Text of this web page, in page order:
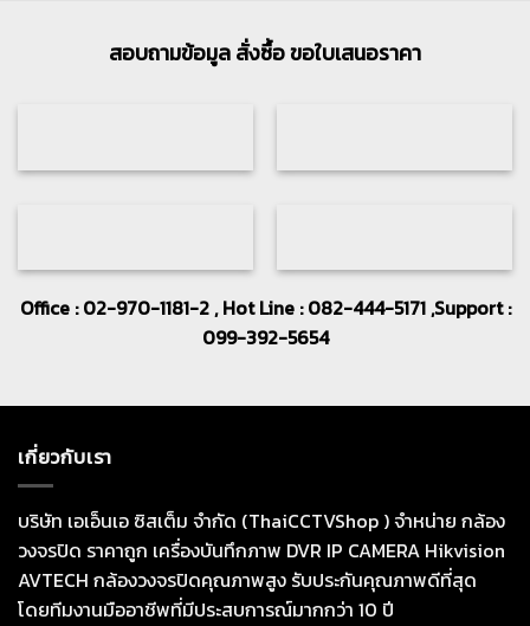
สอบถามข้อมูล สั่งซื้อ ขอใบเสนอราคา
Office : 02-970-1181-2 , Hot Line : 082-444-5171 ,Support :
099-392-5654
เกี่ยวกับเรา
บริษัท เอเอ็นเอ ซิสเต็ม จำกัด (ThaiCCTVShop ) จำหน่าย กล้อง
วงจรปิด ราคาถูก เครื่องบันทึกภาพ DVR IP CAMERA Hikvision
AVTECH กล้องวงจรปิดคุณภาพสูง รับประกันคุณภาพดีที่สุด
โดยทีมงานมืออาชีพที่มีประสบการณ์มากกว่า 10 ปี